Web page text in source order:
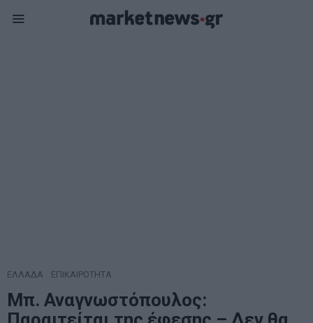
ΕΛΛΑΔΑ ΕΠΙΚΑΙΡΟΤΗΤΑ
Μπ. Αναγνωστόπουλος: